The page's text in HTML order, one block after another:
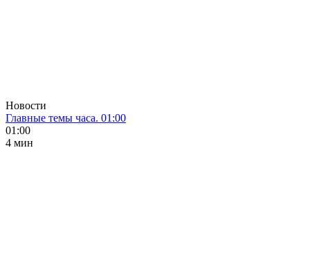
Новости
Главные темы часа. 01:00
01:00
4 мин